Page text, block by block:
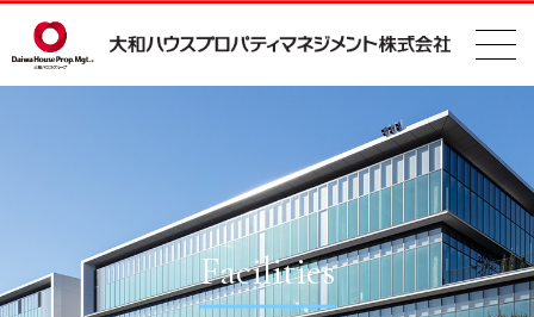
Facilities